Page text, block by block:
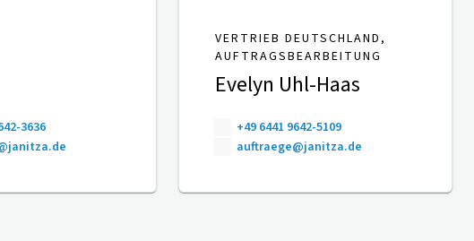
3636
VERTRIEB DEUTSCHLAND,
AUFTRAGSBEARBEITUNG
Evelyn Uhl-Haas
+49 6441 9642-5109
auftraege@janitza.de